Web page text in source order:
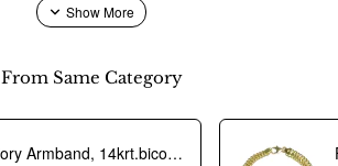
From Same Category
Fjory Armband, 14krt.bicolour goud met massief zilveren kern anker fantasie 6mm. (lente:19cm.) - 21707